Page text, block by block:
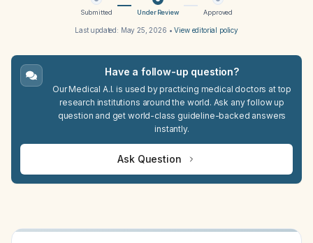
Submitted Under Review Approved
Last updated: May 25, 2026 •View editorial policy
Have a follow-up question?
Our Medical A.I. is used by practicing medical doctors at top
research institutions around the world. Ask any follow up
question and get world-class guideline-backed answers
instantly.
Ask Question